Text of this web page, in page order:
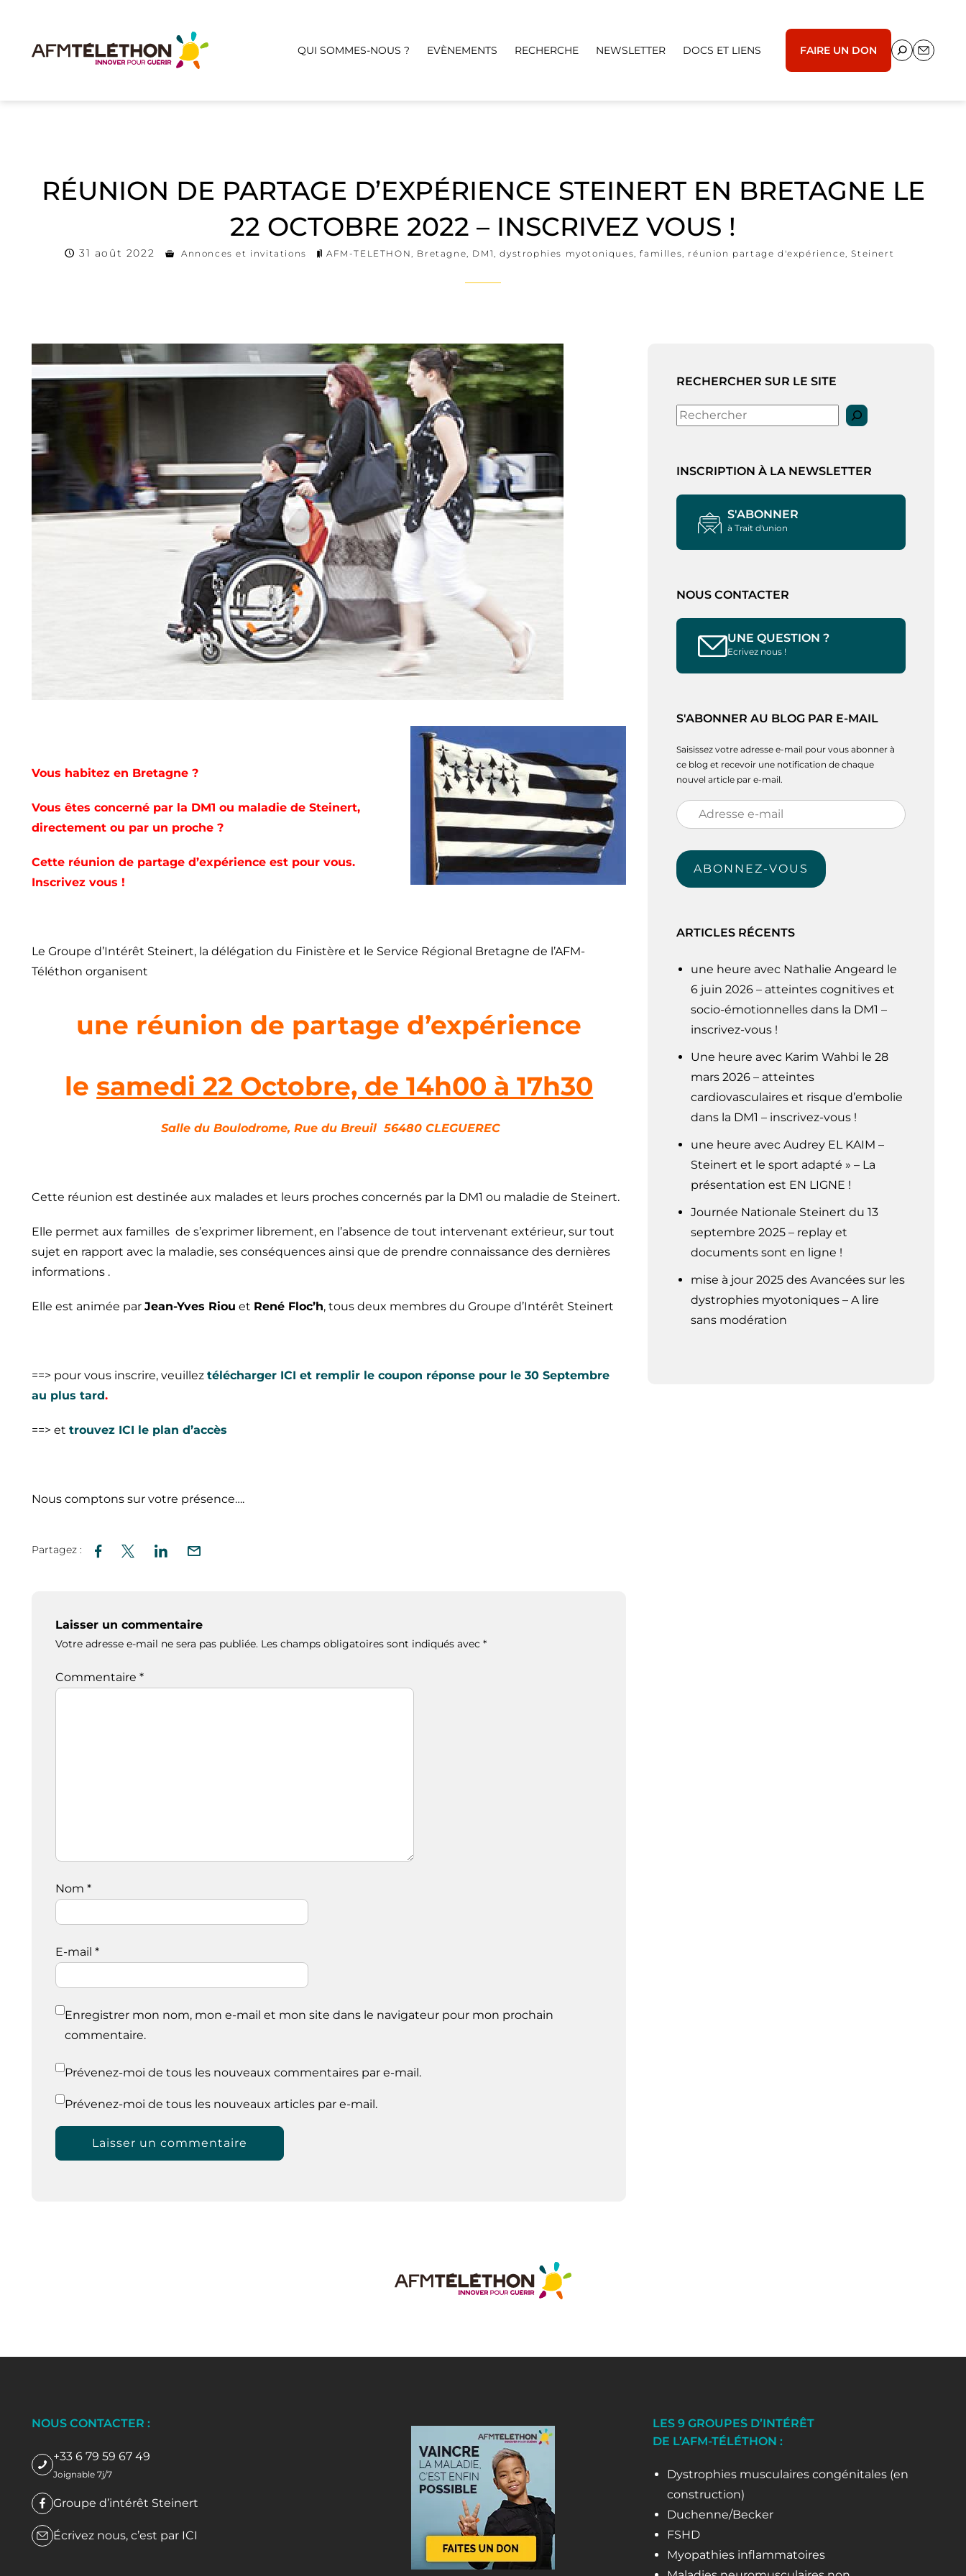
QUI SOMMES-NOUS ? EVÈNEMENTS RECHERCHE NEWSLETTER DOCS ET LIENS FAIRE UN DON
RÉUNION DE PARTAGE D’EXPÉRIENCE STEINERT EN BRETAGNE LE
22 OCTOBRE 2022 – INSCRIVEZ VOUS !
31 août 2022 Annonces et invitations AFM-TELETHON, Bretagne, DM1,dystrophies myotoniques,familles, réunion partage d'expérience,Steinert
Vous habitez en Bretagne ?
Vous êtes concerné par la DM1 ou maladie de Steinert,
directement ou par un proche ?
Cette réunion de partage d’expérience est pour vous.
Inscrivez vous !
Le Groupe d’Intérêt Steinert, la délégation du Finistère et le Service Régional Bretagne de l’AFM-
Téléthon organisent
une réunion de partage d’expérience
le samedi 22 Octobre, de 14h00 à 17h30
Salle du Boulodrome, Rue du Breuil 56480 CLEGUEREC
Cette réunion est destinée aux malades et leurs proches concernés par la DM1 ou maladie de Steinert.
Elle permet aux familles de s’exprimer librement, en l’absence de tout intervenant extérieur, sur tout
sujet en rapport avec la maladie, ses conséquences ainsi que de prendre connaissance des dernières
informations .
Elle est animée par Jean-Yves Riou et René Floc’h, tous deux membres du Groupe d’Intérêt Steinert
==> pour vous inscrire, veuillez télécharger ICI et remplir le coupon réponse pour le 30 Septembre
au plus tard.
==> et trouvez ICI le plan d’accès
Nous comptons sur votre présence….
Partagez :
Laisser un commentaire
Votre adresse e-mail ne sera pas publiée. Les champs obligatoires sont indiqués avec *
Commentaire *
Nom *
E-mail *
Enregistrer mon nom, mon e-mail et mon site dans le navigateur pour mon prochain
commentaire.
Prévenez-moi de tous les nouveaux commentaires par e-mail.
Prévenez-moi de tous les nouveaux articles par e-mail.
RECHERCHER SUR LE SITE
Rechercher
INSCRIPTION À LA NEWSLETTER
S'ABONNER
à Trait d'union
NOUS CONTACTER
UNE QUESTION ?
Ecrivez nous !
S'ABONNER AU BLOG PAR E-MAIL
Saisissez votre adresse e-mail pour vous abonner à
ce blog et recevoir une notification de chaque
nouvel article par e-mail.
Adresse
e-
mail
ABONNEZ-VOUS
ARTICLES RÉCENTS
une heure avec Nathalie Angeard le
6 juin 2026 – atteintes cognitives et
socio-émotionnelles dans la DM1 –
inscrivez-vous !
Une heure avec Karim Wahbi le 28
mars 2026 – atteintes
cardiovasculaires et risque d’embolie
dans la DM1 – inscrivez-vous !
une heure avec Audrey EL KAIM –
Steinert et le sport adapté » – La
présentation est EN LIGNE !
Journée Nationale Steinert du 13
septembre 2025 – replay et
documents sont en ligne !
mise à jour 2025 des Avancées sur les
dystrophies myotoniques – A lire
sans modération
NOUS CONTACTER :
+33 6 79 59 67 49
Joignable 7j/7
Groupe d’intérêt Steinert
Écrivez nous, c’est par ICI
LES 9 GROUPES D’INTÉRÊT
DE L’AFM-TÉLÉTHON :
Dystrophies musculaires congénitales (en
construction)
Duchenne/Becker
FSHD
Myopathies inflammatoires